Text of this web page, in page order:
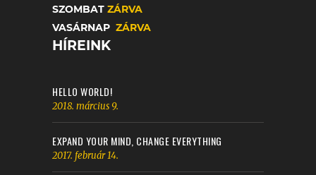
SZOMBAT ZÁRVA
VASÁRNAP ZÁRVA
HÍREINK
HELLO WORLD!
2018. március 9.
EXPAND YOUR MIND, CHANGE EVERYTHING
2017. február 14.